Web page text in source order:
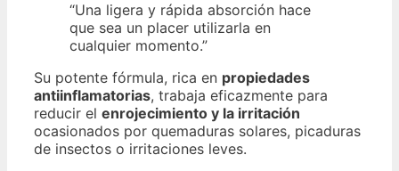
“Una ligera y rápida absorción hace
que sea un placer utilizarla en
cualquier momento.”
Su potente fórmula, rica en propiedades
antiinflamatorias, trabaja eficazmente para
reducir el enrojecimiento y la irritación
ocasionados por quemaduras solares, picaduras
de insectos o irritaciones leves.